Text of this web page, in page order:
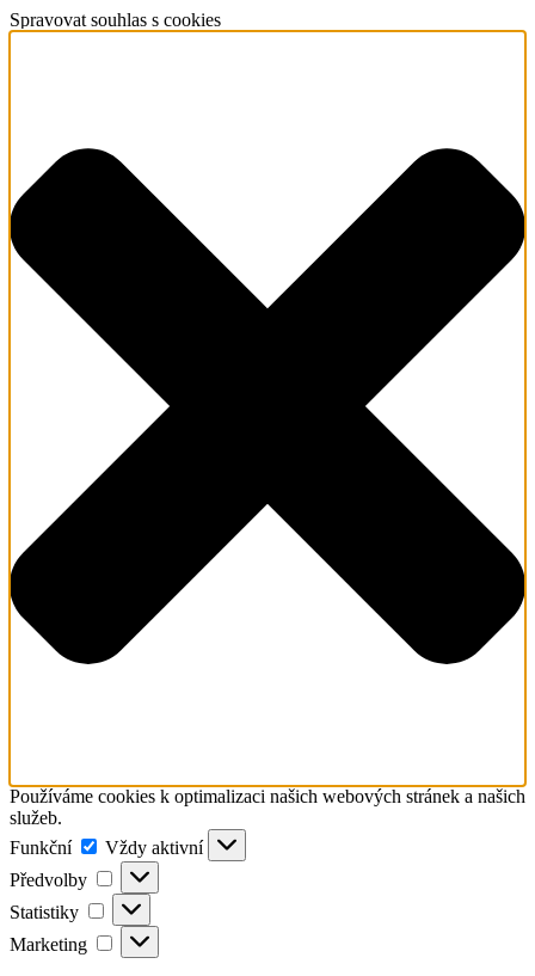
Spravovat souhlas s cookies
Používáme cookies k optimalizaci našich webových stránek a našich
služeb.
Funkční
Funkční
Vždy aktivní
Předvolby
Předvolby
Statistiky Statistiky
Marketing Marketing